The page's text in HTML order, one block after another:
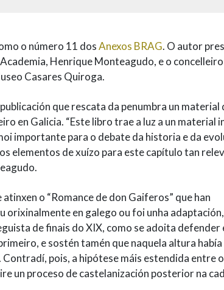
o número 11 dosAnexos BRAG. O autor
Henrique Monteagudo, e o
Casares Quiroga.
que rescata da penumbra un material
en Galicia. “Este libro trae a luz a un material
importante para o debate da historia e da
elementos de xuízo para este capítulo tan
o “Romance de don Gaiferos” que han
orixinalmente en galego ou foi unha adaptación,
de finais do XIX, como se adoita defender
e sostén tamén que naquela altura había
pois, a hipótese máis estendida entre
un proceso de castelanización posterior na